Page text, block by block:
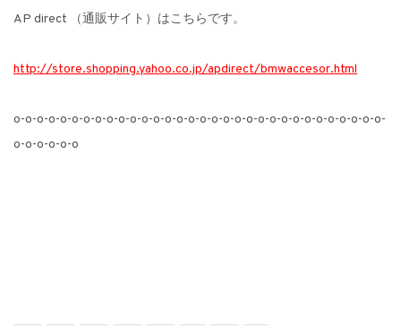
AP direct （通販サイト）はこちらです。
http://store.shopping.yahoo.co.jp/apdirect/bmwaccesor.html
o-o-o-o-o-o-o-o-o-o-o-o-o-o-o-o-o-o-o-o-o-o-o-o-o-o-o-o-o-o-o-o-
o-o-o-o-o-o